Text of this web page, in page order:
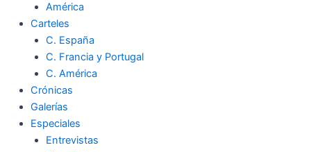
América
Carteles
C. España
C. Francia y Portugal
C. América
Crónicas
Galerías
Especiales
Entrevistas